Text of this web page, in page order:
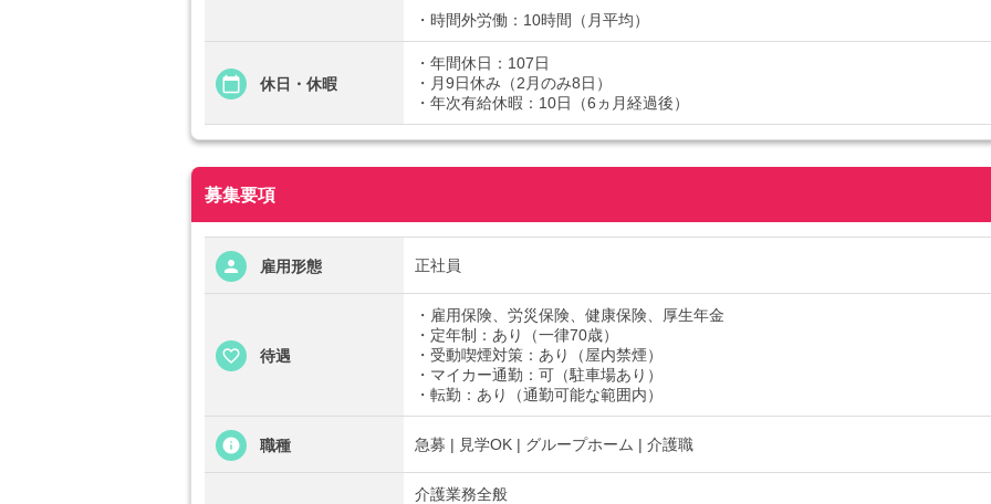
・時間外労働：10時間（月平均）
休日・休暇
・年間休日：107日
・月9日休み（2月のみ8日）
・年次有給休暇：10日（6ヵ月経過後）
募集要項
雇用形態 正社員
待遇
・雇用保険、労災保険、健康保険、厚生年金
・定年制：あり（一律70歳）
・受動喫煙対策：あり（屋内禁煙）
・マイカー通勤：可（駐車場あり）
・転勤：あり（通勤可能な範囲内）
職種 急募 | 見学OK | グループホーム | 介護職
介護業務全般